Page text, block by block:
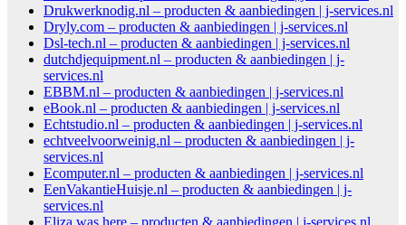
Drukwerknodig.nl – producten & aanbiedingen | j-services.nl
Dryly.com – producten & aanbiedingen | j-services.nl
Dsl-tech.nl – producten & aanbiedingen | j-services.nl
dutchdjequipment.nl – producten & aanbiedingen | j-
services.nl
EBBM.nl – producten & aanbiedingen | j-services.nl
eBook.nl – producten & aanbiedingen | j-services.nl
Echtstudio.nl – producten & aanbiedingen | j-services.nl
echtveelvoorweinig.nl – producten & aanbiedingen | j-
services.nl
Ecomputer.nl – producten & aanbiedingen | j-services.nl
EenVakantieHuisje.nl – producten & aanbiedingen | j-
services.nl
Eliza was here – producten & aanbiedingen | j-services.nl